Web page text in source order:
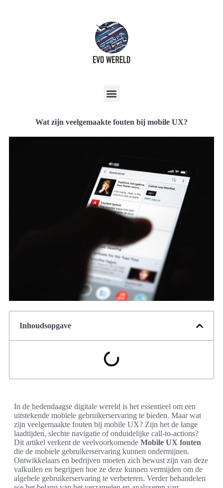
Wat zijn veelgemaakte fouten bij mobile UX?
Inhoudsopgave
In de hedendaagse digitale wereld is het essentieel om een
uitstekende mobiele gebruikerservaring te bieden. Maar wat
zijn veelgemaakte fouten bij mobile UX? Zijn het de lange
laadtijden, slechte navigatie of onduidelijke call-to-actions?
Dit artikel verkent de veelvoorkomende Mobile UX fouten
die de mobiele gebruikerservaring kunnen ondermijnen.
Ontwikkelaars en bedrijven moeten zich bewust zijn van deze
valkuilen en begrijpen hoe ze deze kunnen vermijden om de
algehele gebruikerservaring te verbeteren. Verder behandelen